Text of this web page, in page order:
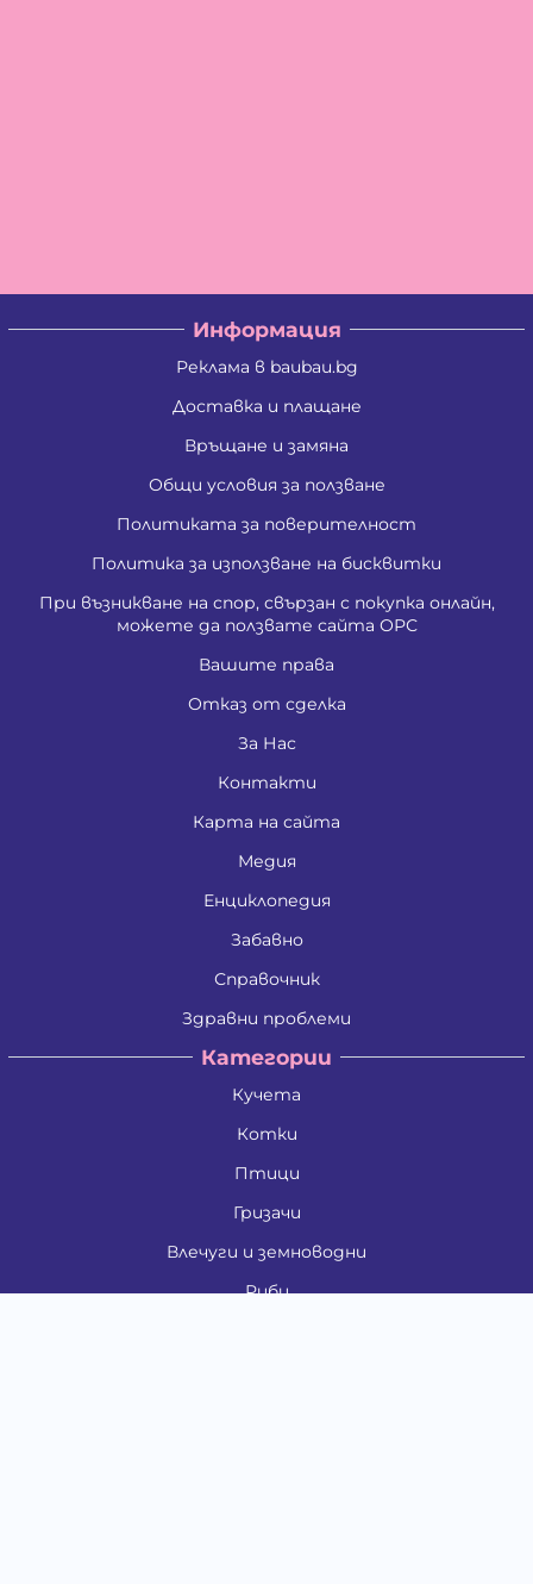
Информация
Реклама в baubau.bg
Доставка и плащане
Връщане и замяна
Общи условия за ползване
Политиката за поверителност
Политика за използване на бисквитки
При възникване на спор, свързан с покупка онлайн,
можете да ползвате сайта ОРС
Вашите права
Отказ от сделка
За Нас
Контакти
Карта на сайта
Медия
Енциклопедия
Забавно
Справочник
Здравни проблеми
Категории
Кучета
Котки
Птици
Гризачи
Влечуги и земноводни
Риби